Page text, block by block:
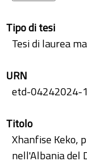
Tipo di tesi
Tesi di laurea
URN
etd-04242024-
Titolo
Xhanfise Keko,
nell'Albania del